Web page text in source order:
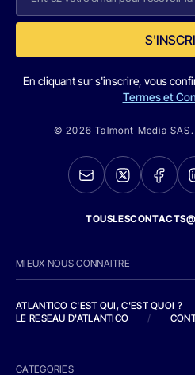
En cliquant sur s'inscrire, vous
Termes et
© 2026 Talmont Media
MIEUX NOUS CONNAITRE
ATLANTICO C'EST QUI, C'EST QUOI ?
LE RESEAU D'ATLANTICO
/
CATEGORIES